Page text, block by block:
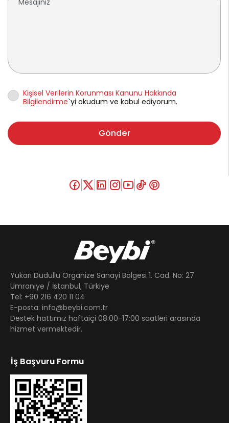
Kişisel Verilerin Korunması Kanunu Hakkında
Bilgilendirme`yi okudum ve kabul ediyorum.
Gönder
Yukarı Dudullu Organize Sanayi Bölgesi 1. Cad. No: 27
Ümraniye / İstanbul, Türkiye
Tel: +90 216 420 11 04
E-posta: info@beybi.com.tr
Destek hattımız haftaiçi 08:00-17:00 saatleri arasında
hizmet vermektedir.
İş Başvuru Formu